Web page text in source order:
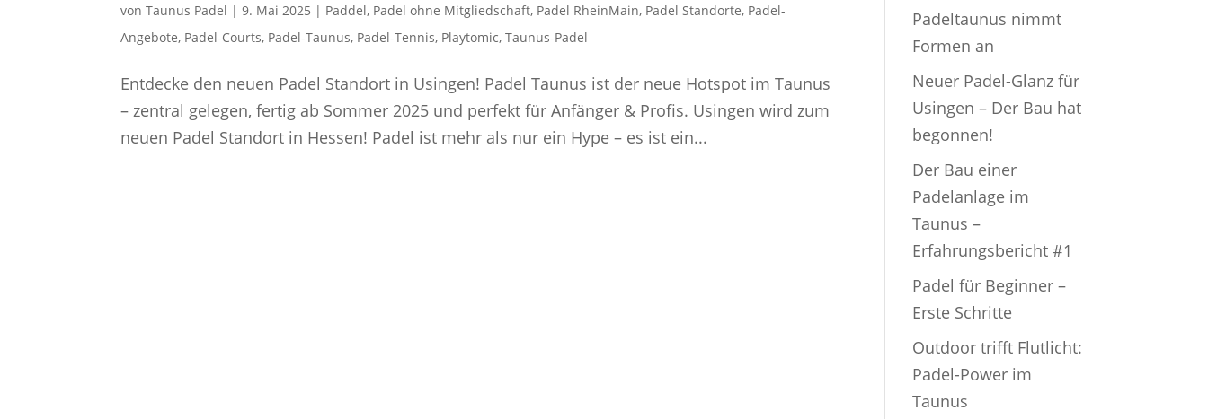
vonTaunus Padel |9. Mai 2025 | Paddel, Padel ohne Mitgliedschaft, Padel RheinMain, Padel Standorte, Padel-
Angebote, Padel-Courts, Padel-Taunus, Padel-Tennis, Playtomic,Taunus-Padel
Entdecke den neuen Padel Standort in Usingen! Padel Taunus ist der neue Hotspot im Taunus
– zentral gelegen, fertig ab Sommer 2025 und perfekt für Anfänger & Profis. Usingen wird zum
neuen Padel Standort in Hessen! Padel ist mehr als nur ein Hype – es ist ein...
Padeltaunus nimmt
Formen an
Neuer Padel-Glanz für
Usingen – Der Bau hat
begonnen!
Der Bau einer
Padelanlage im
Taunus –
Erfahrungsbericht #1
Padel für Beginner –
Erste Schritte
Outdoor trifft Flutlicht:
Padel-Power im
Taunus